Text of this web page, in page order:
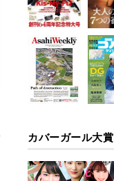
カバーガール大賞